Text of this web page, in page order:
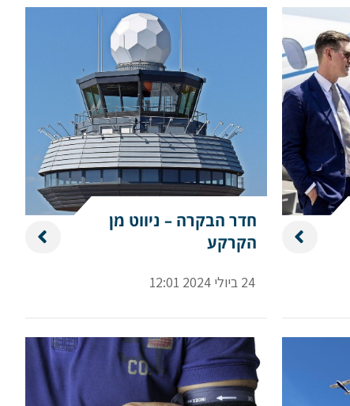
חדר הבקרה – ניווט מן
הקרקע
24 ביולי 2024 12:01
טלפון